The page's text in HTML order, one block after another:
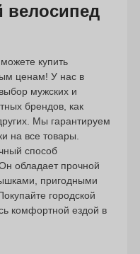
велосипед
купить
ценам! У нас в
мужских и
брендов, как
Мы гарантируем
на все товары.
способ
обладает прочной
пригодными
городской
комфортной ездой в